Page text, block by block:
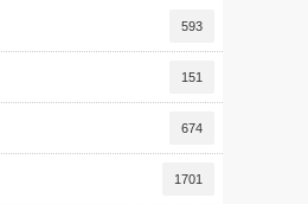
593
151
674
1701